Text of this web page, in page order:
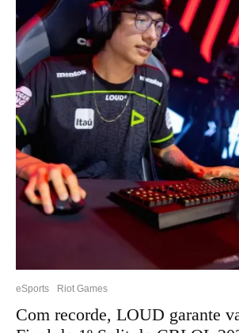
eSports Riot Games
Com recorde, LOUD garante